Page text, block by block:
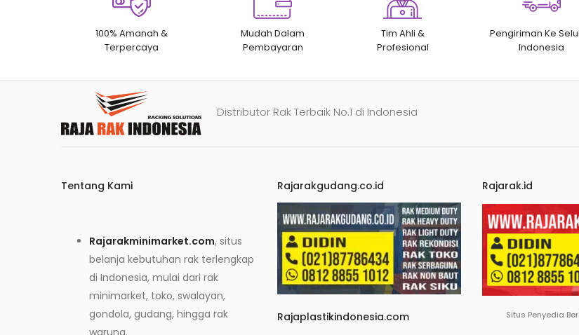
100% Amanah &
Terpercaya
Mudah Dalam
Pembayaran
Tim Ahli &
Profesional
Pengiriman Ke
Indonesia
Distributor Rak Terbaik No.1 di Indonesia
Tentang Kami
Rajarakminimarket.com, situs
belanja kebutuhan rak terlengkap
di Indonesia, mulai dari rak
minimarket, toko, swalayan,
gondola, gudang, hingga rak
warung.
Rajarakgudang.co.id
Rajaplastikindonesia.com
Rajarak.id
Situs Penyedia